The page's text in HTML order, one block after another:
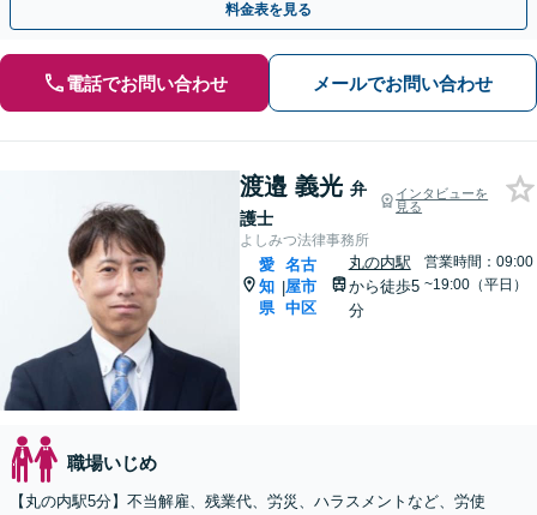
料金表を見る
電話でお問い合わせ メールでお問い合わせ
渡邉 義光 弁
護士
インタビューを
見る
よしみつ法律事務所
愛
知
県
|
名古
屋市
中区
丸の内駅
から徒歩5
分
営業時間：09:00
~19:00（平日）
職場いじめ
【丸の内駅5分】不当解雇、残業代、労災、ハラスメントなど、労使